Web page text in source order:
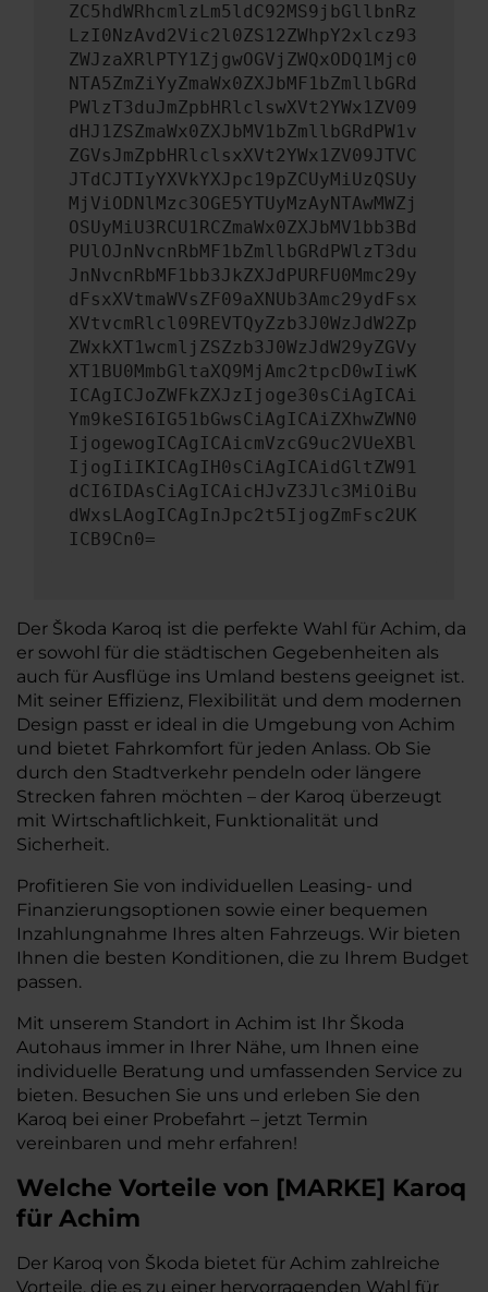
ZC5hdWRhcmlzLm5ldC92MS9jbGllbnRz
LzI0NzAvd2Vic2l0ZS12ZWhpY2xlcz93
ZWJzaXRlPTY1ZjgwOGVjZWQxODQ1Mjc0
NTA5ZmZiYyZmaWx0ZXJbMF1bZmllbGRd
PWlzT3duJmZpbHRlclswXVt2YWx1ZV09
dHJ1ZSZmaWx0ZXJbMV1bZmllbGRdPW1v
ZGVsJmZpbHRlclsxXVt2YWx1ZV09JTVC
JTdCJTIyYXVkYXJpc19pZCUyMiUzQSUy
MjViODNlMzc3OGE5YTUyMzAyNTAwMWZj
OSUyMiU3RCU1RCZmaWx0ZXJbMV1bb3Bd
PUlOJnNvcnRbMF1bZmllbGRdPWlzT3du
JnNvcnRbMF1bb3JkZXJdPURFU0Mmc29y
dFsxXVtmaWVsZF09aXNUb3Amc29ydFsx
XVtvcmRlcl09REVTQyZzb3J0WzJdW2Zp
ZWxkXT1wcmljZSZzb3J0WzJdW29yZGVy
XT1BU0MmbGltaXQ9MjAmc2tpcD0wIiwK
ICAgICJoZWFkZXJzIjoge30sCiAgICAi
Ym9keSI6IG51bGwsCiAgICAiZXhwZWN0
IjogewogICAgICAicmVzcG9uc2VUeXBl
IjogIiIKICAgIH0sCiAgICAidGltZW91
dCI6IDAsCiAgICAicHJvZ3Jlc3MiOiBu
dWxsLAogICAgInJpc2t5IjogZmFsc2UK
ICB9Cn0=
Der Škoda Karoq ist die perfekte Wahl für Achim, da
er sowohl für die städtischen Gegebenheiten als
auch für Ausflüge ins Umland bestens geeignet ist.
Mit seiner Effizienz, Flexibilität und dem modernen
Design passt er ideal in die Umgebung von Achim
und bietet Fahrkomfort für jeden Anlass. Ob Sie
durch den Stadtverkehr pendeln oder längere
Strecken fahren möchten – der Karoq überzeugt
mit Wirtschaftlichkeit, Funktionalität und
Sicherheit.
Profitieren Sie von individuellen Leasing- und
Finanzierungsoptionen sowie einer bequemen
Inzahlungnahme Ihres alten Fahrzeugs. Wir bieten
Ihnen die besten Konditionen, die zu Ihrem Budget
passen.
Mit unserem Standort in Achim ist Ihr Škoda
Autohaus immer in Ihrer Nähe, um Ihnen eine
individuelle Beratung und umfassenden Service zu
bieten. Besuchen Sie uns und erleben Sie den
Karoq bei einer Probefahrt – jetzt Termin
vereinbaren und mehr erfahren!
Welche Vorteile von [MARKE] Karoq
für Achim
Der Karoq von Škoda bietet für Achim zahlreiche
Vorteile, die es zu einer hervorragenden Wahl für